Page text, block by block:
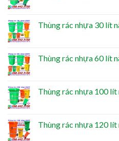
Thùng rác nhựa 30 lít
Thùng rác nhựa 60 lít
Thùng rác nhựa 100
Thùng rác nhựa 120